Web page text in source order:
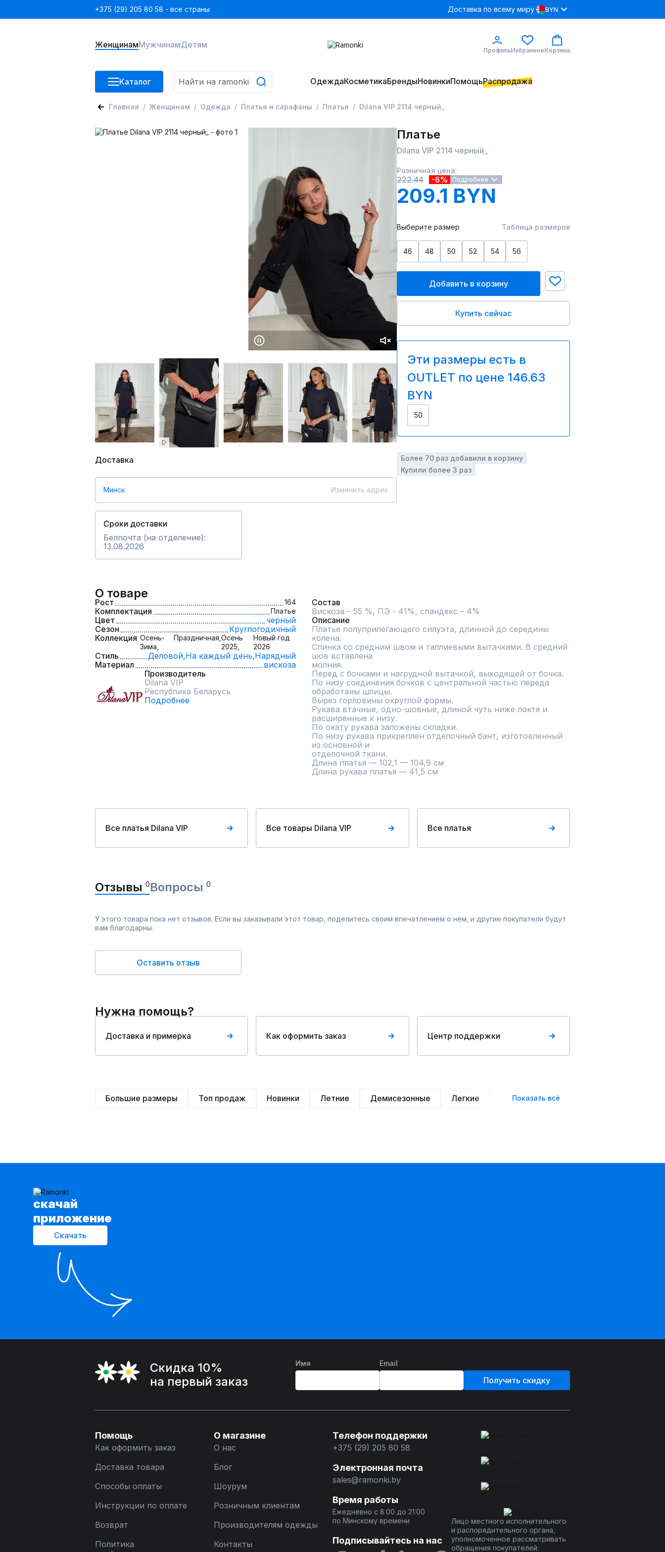
+375 (29) 205 80 58 - все страны Доставка по всему миру BYN
ЖенщинамМужчинамДетям
ПрофильИзбранноеКорзина
Каталог ОдеждаКосметикаБрендыНовинкиПомощьРаспродажа
Главная Женщинам Одежда Платья и сарафаны Платья Dilana VIP 2114 черный_
Доставка
Минск Изменить адрес
Сроки доставки
Белпочта (на отделение):
13.08.2026
Платье
Dilana VIP 2114 черный_
Розничная цена:
222.44 -6% Подробнее
209.1 BYN
Выберите размер Таблица размеров
46 48 50 52 54 56
Добавить в корзину
Купить сейчас
Эти размеры есть в
OUTLET по цене 146.63
BYN
50
Более 70 раз добавили в корзину
Купили более 3 раз
О товаре
Рост 164
Комплектация Платье
Цвет
черный
Сезон
Круглогодичный
Коллекция Осень-
Зима,
Праздничная, Осень
2025,
Новый год
2026
Стиль Деловой,На каждый день,Нарядный
Материал
вискоза
Производитель
Dilana VIP
Республика Беларусь
Подробнее
Состав
Вискоза – 55 %, ПЭ - 41%, спандекс – 4%
Описание
Платье полуприлегающего силуэта, длинной до середины
колена.
Спинка со средним швом и таллиевыми вытачками. В средний
шов вставлена
молния.
Перед с бочками и нагрудной вытачкой, выходящей от бочка.
По низу соединения бочков с центральной частью переда
обработаны шлицы.
Вырез горловины округлой формы.
Рукава втачные, одно-шовные, длиной чуть ниже локтя и
расширенные к низу.
По окату рукава заложены складки.
По низу рукава прикреплен отделочный бант, изготовленный
из основной и
отделочной ткани.
Длина платья — 102,1 — 104,9 см
Длина рукава платья — 41,5 см
Все платья Dilana VIP Все товары Dilana VIP Все платья
Отзывы 0Вопросы 0
У этого товара пока нет отзывов. Если вы заказывали этот товар, поделитесь своим впечатлением о нём, и другие покупатели будут
вам благодарны.
Оставить отзыв
Нужна помощь?
Доставка и примерка Как оформить заказ Центр поддержки
Большие размеры Топ продаж Новинки Летние Демисезонные Легкие Нарядные
Показать всё
cкачай
приложение
Скачать
Скидка 10%
на первый заказ
Имя Email
Получить скидку
Помощь
Как оформить заказ
Доставка товара
Способы оплаты
Инструкции по оплате
Возврат
Политика
О магазине
О нас
Блог
Шоурум
Розничным клиентам
Производителям одежды
Контакты
Телефон поддержки
+375 (29) 205 80 58
Электронная почта
sales@ramonki.by
Время работы
Ежедневно с 8:00 до 21:00
по Минскому времени
Подписывайтесь на нас
Лицо местного исполнительного
и распорядительного органа,
уполномоченное рассматривать
обращения покупателей: